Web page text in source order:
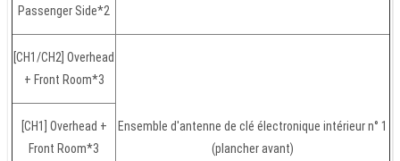
Passenger Side*2
[CH1/CH2] Overhead
+ Front Room*3
Ensemble d'antenne de clé électronique intérieur n° 1
(plancher avant)
[CH1] Overhead +
Front Room*3